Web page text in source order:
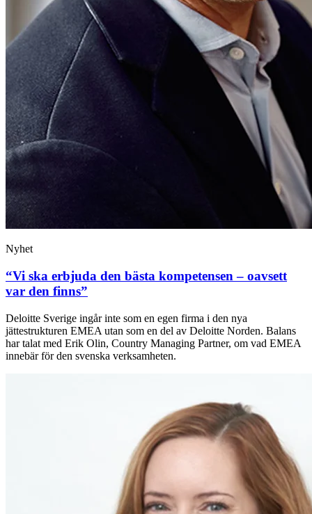
Nyhet
“Vi ska erbjuda den bästa kompetensen – oavsett
var den finns”
Deloitte Sverige ingår inte som en egen firma i den nya
jättestrukturen EMEA utan som en del av Deloitte Norden. Balans
har talat med Erik Olin, Country Managing Partner, om vad EMEA
innebär för den svenska verksamheten.